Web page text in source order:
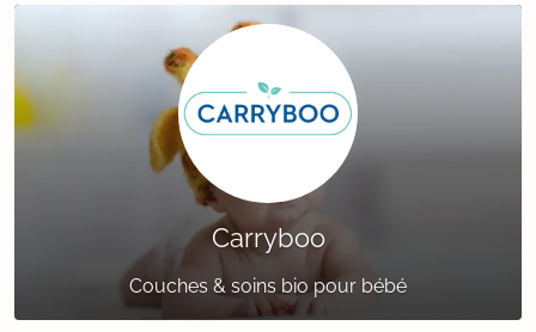
Carryboo
Couches & soins bio pour bébé